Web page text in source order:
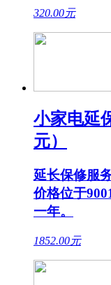
320.00元
小家电延
元）
延长保修服
价格位于
一年。
1852.00元